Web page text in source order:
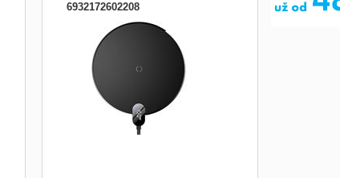
6932172602208
Bezdrátová Nabíječka 15W Black Baseus
Digital LED Displej Gen 2 je bezdrátová
nabíječka s displejem a výkonem až 15W.
Zapomeňte na změť kabelů. Jednoduše
položte zařízení na bezdrátovou nabíječku
a nechte si dobít energ...